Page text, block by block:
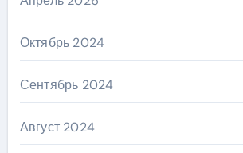
Октябрь 2024
Сентябрь 2024
Август 2024